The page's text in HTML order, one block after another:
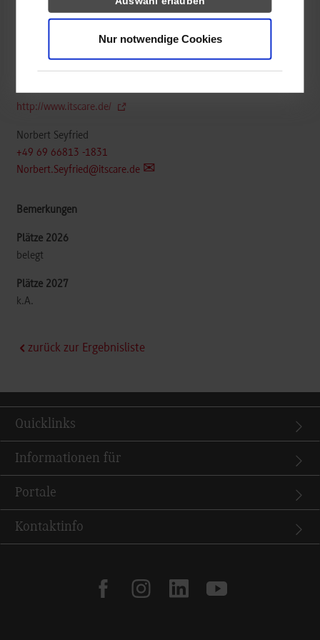
Nur notwendige Cookies
ITSCare - IT-Services für den Gesundheitsmarkt GbR
Heilbronner Str. 190
http://www.itscare.de/
Norbert Seyfried
+49 69 66813 -1831
Norbert.Seyfried@itscare.de
belegt
k.A.
zurück zur Ergebnisliste
Quicklinks
Informationen für
Portale
Kontaktinfo
facebookinstagramlinkedinyoutube